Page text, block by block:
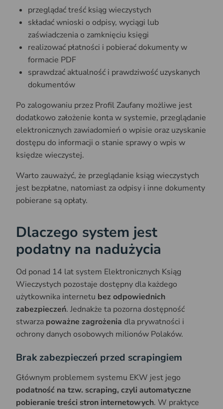
przeglądać treść ksiąg wieczystych
składać wnioski o odpisy, wyciągi lub
zaświadczenia o zamknięciu księgi
realizować płatności i pobierać dokumenty w
formacie PDF
sprawdzać aktualność i prawdziwość uzyskanych
dokumentów
Po zalogowaniu przez Profil Zaufany możliwe jest
dodatkowo założenie konta w systemie, przeglądanie
elektronicznych zawiadomień o wpisie oraz uzyskanie
dostępu do informacji o stanie sprawy o wpis w
księdze wieczystej.
Warto zauważyć, że przeglądanie ksiąg wieczystych
jest bezpłatne, natomiast za odpisy i inne dokumenty
pobierane są opłaty.
Dlaczego system jest
podatny na nadużycia
Od ponad 14 lat system Elektronicznych Ksiąg
Wieczystych pozostaje dostępny dla każdego
użytkownika internetu bez odpowiednich
zabezpieczeń. Jednakże ta pozorna dostępność
stwarza poważne zagrożenia dla prywatności i
ochrony danych osobowych milionów Polaków.
Brak zabezpieczeń przed scrapingiem
Głównym problemem systemu EKW jest jego
podatność na tzw. scraping, czyli automatyczne
pobieranie treści stron internetowych. W praktyce